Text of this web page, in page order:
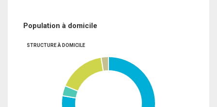
Population à domicile
STRUCTURE À DOMICILE